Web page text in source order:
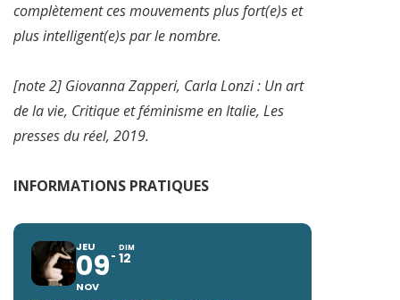
complètement ces mouvements plus fort(e)s et
plus intelligent(e)s par le nombre.
[note 2] Giovanna Zapperi, Carla Lonzi : Un art
de la vie, Critique et féminisme en Italie, Les
presses du réel, 2019.
INFORMATIONS PRATIQUES
JEU
09
NOV
DIM
12